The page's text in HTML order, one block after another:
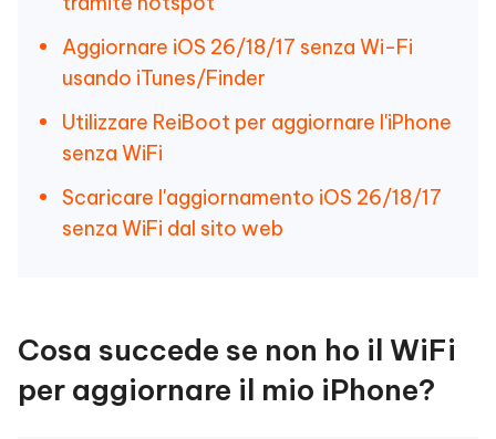
Aggiornare iOS 26/18/17 senza Wi-Fi
usando iTunes/Finder
Utilizzare ReiBoot per aggiornare l'iPhone
senza WiFi
Scaricare l'aggiornamento iOS 26/18/17
senza WiFi dal sito web
Cosa succede se non ho il WiFi
per aggiornare il mio iPhone?